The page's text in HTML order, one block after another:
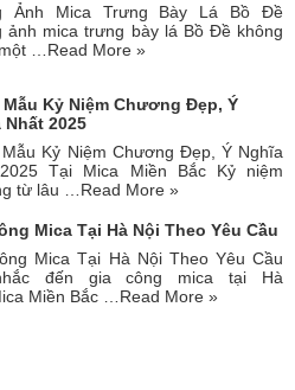
Ảnh Mica Trưng Bày Lá Bồ Đề
ảnh mica trưng bày lá Bồ Đề không
… Read More »
Mẫu Kỷ Niệm Chương Đẹp, Ý
Nhất 2025
Kỷ Niệm Chương Đẹp, Ý Nghĩa
Tại Mica Miền Bắc Kỷ niệm
từ lâu … Read More »
Mica Tại Hà Nội Theo Yêu Cầu
Mica Tại Hà Nội Theo Yêu Cầu
đến gia công mica tại Hà
Miền Bắc … Read More »